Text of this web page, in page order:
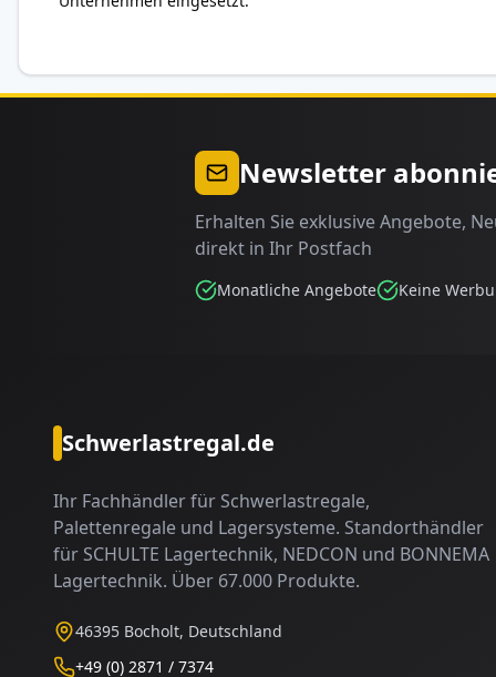
Newsletter
Erhalten Sie exklusive Angebote,
direkt in Ihr Postfach
Monatliche Angebote Keine
Schwerlastregal.de
Ihr Fachhändler für Schwerlastregale,
Palettenregale und Lagersysteme. Standorthändler
für SCHULTE Lagertechnik, NEDCON und BONNEMA
Lagertechnik. Über 67.000 Produkte.
46395 Bocholt, Deutschland
+49 (0) 2871 / 7374